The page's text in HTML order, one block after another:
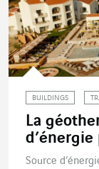
BUILDINGS
La
Source